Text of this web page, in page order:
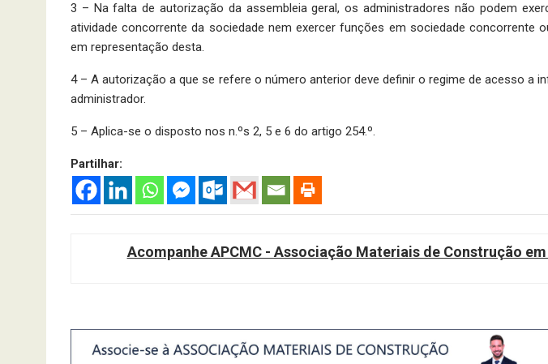
3 – Na falta de autorização da assembleia geral, os administradores não podem
atividade concorrente da sociedade nem exercer funções em sociedade concorrente
em representação desta.
4 – A autorização a que se refere o número anterior deve definir o regime de acesso a
administrador.
5 – Aplica-se o disposto nos n.ºs 2, 5 e 6 do artigo 254.º.
Partilhar:
Acompanhe APCMC - Associação Materiais de Construção